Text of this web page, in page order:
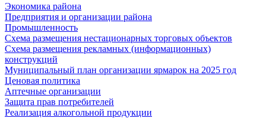
Экономика района
Предприятия и организации района
Промышленность
Схема размещения нестационарных торговых объектов
Схема размещения рекламных (информационных)
конструкций
Муниципальный план организации ярмарок на 2025 год
Ценовая политика
Аптечные организации
Защита прав потребителей
Реализация алкогольной продукции